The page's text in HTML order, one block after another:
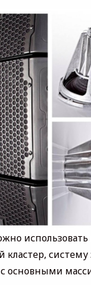
использовать
кластер,
основными